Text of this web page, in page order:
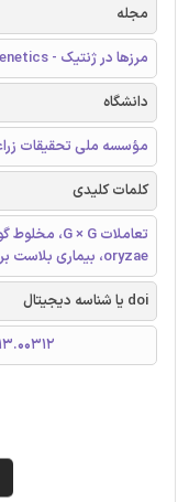
مجله
مرزها در ژنتیک - Frontiers in Genetics
دانشگاه
مؤسسه ملی تحقیقات
کلمات کلیدی
oryzae، بيماری بلاست برنج
doi یا شناسه دیجیتال